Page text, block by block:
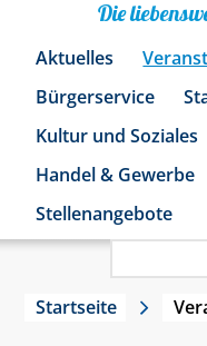
Die
Aktuelles
Bürgerservice
Kultur und Soziales
Handel & Gewerbe
Stellenangebote
Startseite